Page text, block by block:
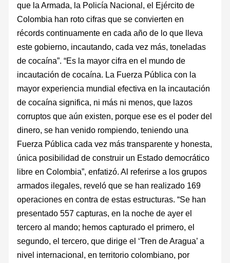
que la Armada, la Policía Nacional, el Ejército de
Colombia han roto cifras que se convierten en
récords continuamente en cada año de lo que lleva
este gobierno, incautando, cada vez más, toneladas
de cocaína”. “Es la mayor cifra en el mundo de
incautación de cocaína. La Fuerza Pública con la
mayor experiencia mundial efectiva en la incautación
de cocaína significa, ni más ni menos, que lazos
corruptos que aún existen, porque ese es el poder del
dinero, se han venido rompiendo, teniendo una
Fuerza Pública cada vez más transparente y honesta,
única posibilidad de construir un Estado democrático
libre en Colombia”, enfatizó. Al referirse a los grupos
armados ilegales, reveló que se han realizado 169
operaciones en contra de estas estructuras. “Se han
presentado 557 capturas, en la noche de ayer el
tercero al mando; hemos capturado el primero, el
segundo, el tercero, que dirige el ‘Tren de Aragua’ a
nivel internacional, en territorio colombiano, por